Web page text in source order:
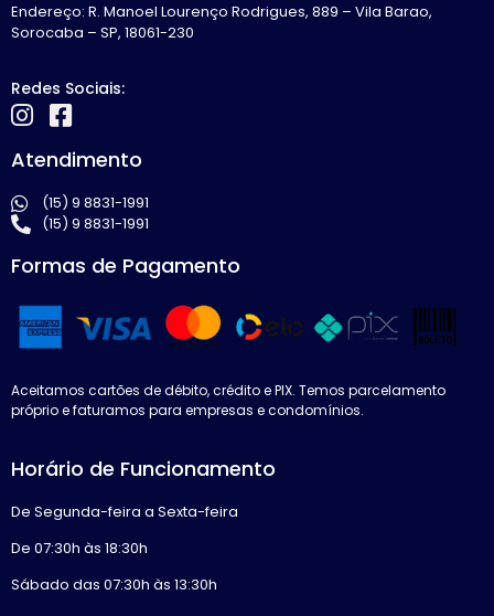
Endereço: R. Manoel Lourenço Rodrigues, 889 – Vila Barao,
Sorocaba – SP, 18061-230
Redes Sociais:
Atendimento
(15) 9 8831-1991
(15) 9 8831-1991
Formas de Pagamento
Aceitamos cartões de débito, crédito e PIX. Temos parcelamento
próprio e faturamos para empresas e condomínios.
Horário de Funcionamento
De Segunda-feira a Sexta-feira
De 07:30h às 18:30h
Sábado das 07:30h às 13:30h